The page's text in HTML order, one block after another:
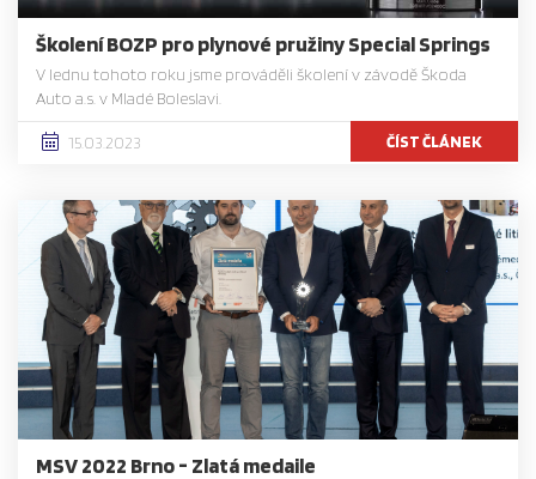
Školení BOZP pro plynové pružiny Special Springs
V lednu tohoto roku jsme prováděli školení v závodě Škoda
Auto a.s. v Mladé Boleslavi.
15.03.2023 ČÍST ČLÁNEK
MSV 2022 Brno - Zlatá medaile